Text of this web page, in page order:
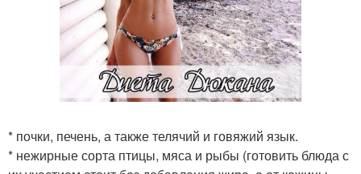
* почки, печень, а также телячий и говяжий язык.
* нежирные сорта птицы, мяса и рыбы (готовить блюда с